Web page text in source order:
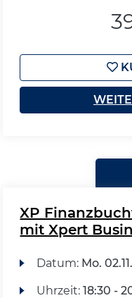
XP
mit Xpert
Datum: Mo.
Uhrzeit: 18:30 -